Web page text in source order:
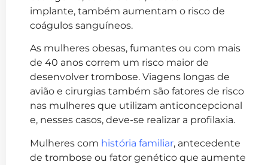
implante, também aumentam o risco de
coágulos sanguíneos.
As mulheres obesas, fumantes ou com mais
de 40 anos correm um risco maior de
desenvolver trombose. Viagens longas de
avião e cirurgias também são fatores de risco
nas mulheres que utilizam anticoncepcional
e, nesses casos, deve-se realizar a profilaxia.
Mulheres com história familiar, antecedente
de trombose ou fator genético que aumente